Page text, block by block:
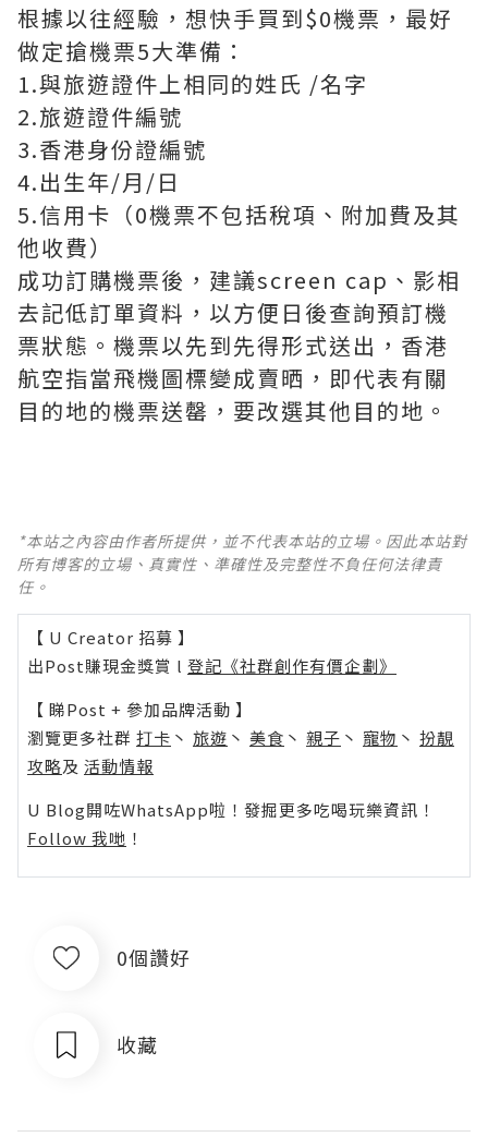
根據以往經驗，想快手買到$0機票，最好
做定搶機票5大準備：
1.與旅遊證件上相同的姓氏 /名字
2.旅遊證件編號
3.香港身份證編號
4.出生年/月/日
5.信用卡（0機票不包括稅項、附加費及其
他收費）
成功訂購機票後，建議screen cap、影相
去記低訂單資料，以方便日後查詢預訂機
票狀態。機票以先到先得形式送出，香港
航空指當飛機圖標變成賣晒，即代表有關
目的地的機票送罄，要改選其他目的地。
*本站之內容由作者所提供，並不代表本站的立場。因此本站對
所有博客的立場、真實性、準確性及完整性不負任何法律責
任。
【 U Creator 招募 】
出Post賺現金獎賞 l 登記《社群創作有價企劃》
【 睇Post + 參加品牌活動 】
瀏覽更多社群 打卡 丶 旅遊 丶 美食 丶 親子 丶 寵物 丶 扮靚
攻略及 活動情報
U Blog開咗WhatsApp啦！發掘更多吃喝玩樂資訊！
Follow 我哋 ！
0個讚好
收藏